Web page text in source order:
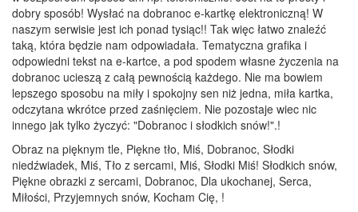
dobry sposób! Wysłać na dobranoc e-kartkę elektroniczną! W
naszym serwisie jest ich ponad tysiąc!! Tak więc łatwo znaleźć
taką, która będzie nam odpowiadała. Tematyczna grafika i
odpowiedni tekst na e-kartce, a pod spodem własne życzenia na
dobranoc ucieszą z całą pewnością każdego. Nie ma bowiem
lepszego sposobu na miły i spokojny sen niż jedna, miła kartka,
odczytana wkrótce przed zaśnięciem. Nie pozostaje wiec nic
innego jak tylko życzyć: "Dobranoc i słodkich snów!".!
Obraz na pięknym tle, Piękne tło, Miś, Dobranoc, Słodki
niedźwiadek, Miś, Tło z sercami, Miś, Słodki Miś! Słodkich snów,
Piękne obrazki z sercami, Dobranoc, Dla ukochanej, Serca,
Miłości, Przyjemnych snów, Kocham Cię, !